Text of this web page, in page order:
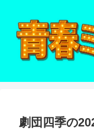
劇団四季の